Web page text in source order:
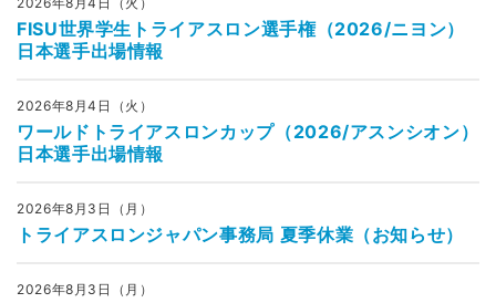
FISU世界学生トライアスロン選手権（2026/ニヨン）
日本選手出場情報
2026年8月4日（火）
ワールドトライアスロンカップ（2026/アスンシオン）
日本選手出場情報
2026年8月3日（月）
トライアスロンジャパン事務局 夏季休業（お知らせ）
2026年8月3日（月）